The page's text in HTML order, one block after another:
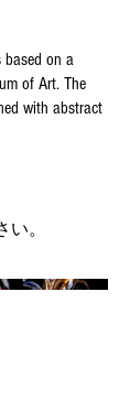
based on a
of Art. The
with abstract
。